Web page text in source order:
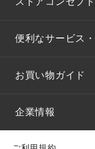
便利なサービス
お買い物ガイド
企業情報